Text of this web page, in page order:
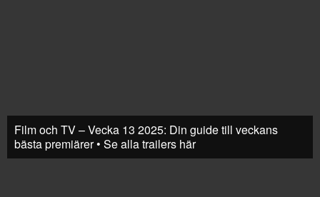
Film och TV – Vecka 13 2025: Din guide till veckans
bästa premiärer • Se alla trailers här